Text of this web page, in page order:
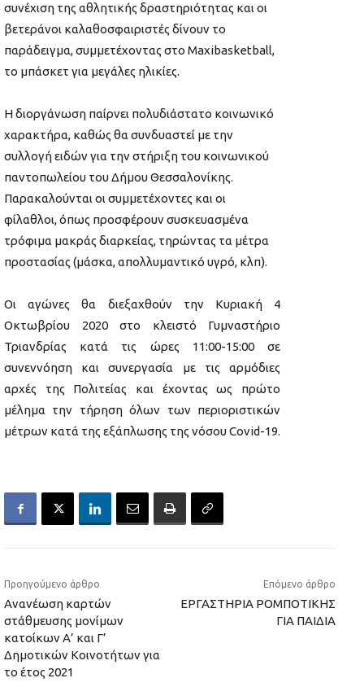
συνέχιση της αθλητικής δραστηριότητας και οι
βετεράνοι καλαθοσφαιριστές δίνουν το
παράδειγμα, συμμετέχοντας στο Maxibasketball,
το μπάσκετ για μεγάλες ηλικίες.
Η διοργάνωση παίρνει πολυδιάστατο κοινωνικό
χαρακτήρα, καθώς θα συνδυαστεί με την
συλλογή ειδών για την στήριξη του κοινωνικού
παντοπωλείου του Δήμου Θεσσαλονίκης.
Παρακαλούνται οι συμμετέχοντες και οι
φίλαθλοι, όπως προσφέρουν συσκευασμένα
τρόφιμα μακράς διαρκείας, τηρώντας τα μέτρα
προστασίας (μάσκα, απολλυμαντικό υγρό, κλπ).
Οι αγώνες θα διεξαχθούν την Κυριακή 4
Οκτωβρίου 2020 στο κλειστό Γυμναστήριο
Τριανδρίας κατά τις ώρες 11:00-15:00σε
συνεννόηση και συνεργασία με τις αρμόδιες
αρχές της Πολιτείας και έχοντας ως πρώτο
μέλημα την τήρηση όλων των περιοριστικών
μέτρων κατά της εξάπλωσης της νόσου Covid-19.
Προηγούμενο άρθρο
Ανανέωση καρτών
στάθμευσης μονίμων
κατοίκων Α’ και Γ’
Δημοτικών Κοινοτήτων για
το έτος 2021
Επόμενο άρθρο
ΕΡΓΑΣΤΗΡΙΑ ΡΟΜΠΟΤΙΚΗΣ
ΓΙΑ ΠΑΙΔΙΑ